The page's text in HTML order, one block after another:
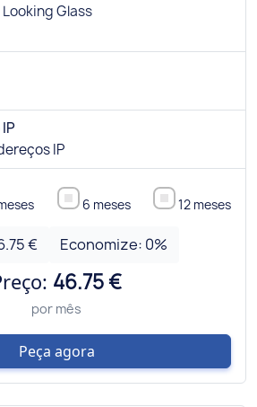
Looking Glass
IP
6 meses 12 meses
€ Economize: 0%
46.75 €
por mês
Peça agora